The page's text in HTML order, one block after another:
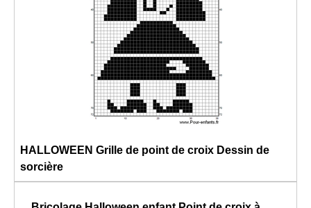
HALLOWEEN Grille de point de croix Dessin de
sorcière